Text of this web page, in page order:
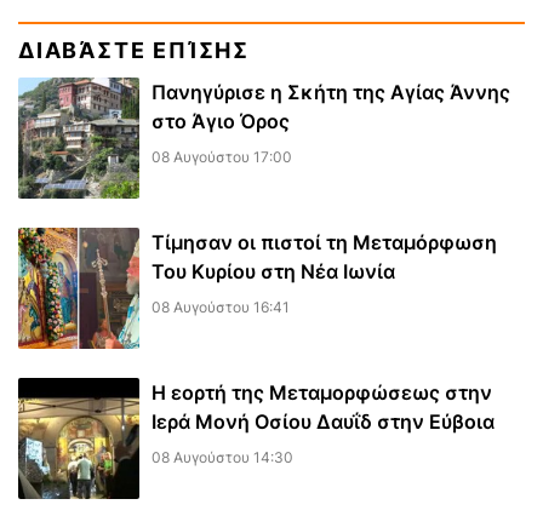
ΔΙΑΒΆΣΤΕ ΕΠΊΣΗΣ
Πανηγύρισε η Σκήτη της Αγίας Άννης
στο Άγιο Όρος
08 Αυγούστου 17:00
Τίμησαν οι πιστοί τη Μεταμόρφωση
Του Κυρίου στη Νέα Ιωνία
08 Αυγούστου 16:41
Η εορτή της Μεταμορφώσεως στην
Ιερά Μονή Οσίου Δαυΐδ στην Εύβοια
08 Αυγούστου 14:30